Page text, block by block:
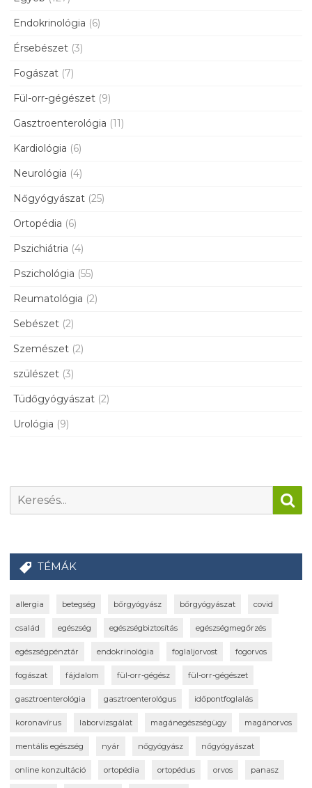
Endokrinológia (6)
Érsebészet (3)
Fogászat (7)
Fül-orr-gégészet (9)
Gasztroenterológia (11)
Kardiológia (6)
Neurológia (4)
Nőgyógyászat (25)
Ortopédia (6)
Pszichiátria (4)
Pszichológia (55)
Reumatológia (2)
Sebészet (2)
Szemészet (2)
szülészet (3)
Tüdőgyógyászat (2)
Urológia (9)
TÉMÁK
allergia betegség bőrgyógyász bőrgyógyászat covid
család egészség egészségbiztosítás egészségmegőrzés
egészségpénztár endokrinológia foglaljorvost fogorvos
fogászat fájdalom fül-orr-gégész fül-orr-gégészet
gasztroenterológia gasztroenterológus időpontfoglalás
koronavírus laborvizsgálat magánegészségügy magánorvos
mentális egészség nyár nőgyógyász nőgyógyászat
online konzultáció ortopédia ortopédus orvos panasz